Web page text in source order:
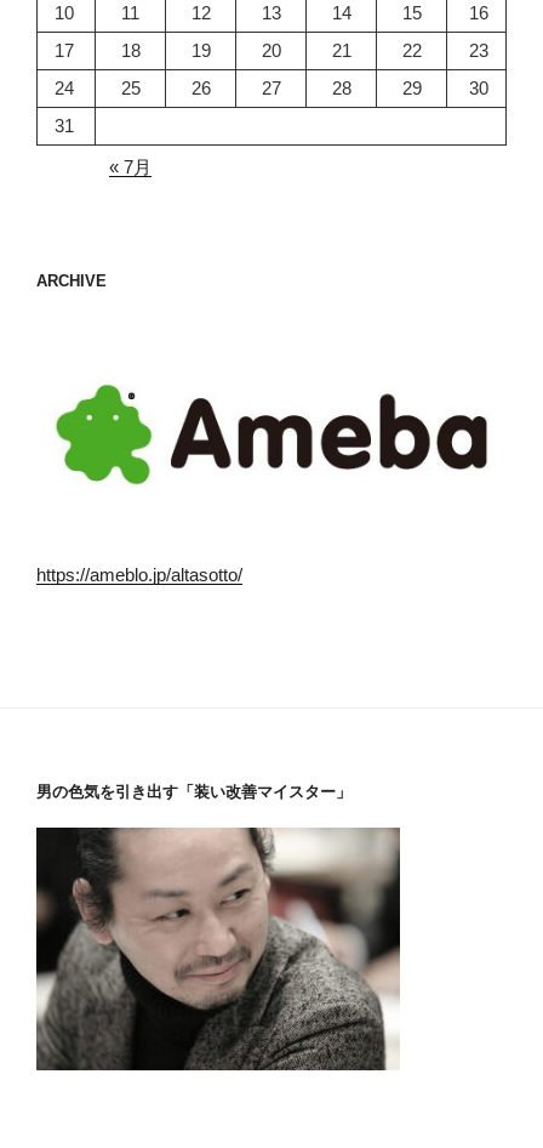
10
11 12 13 14 15
16
17
18 19 20 21 22
23
24
25 26 27 28 29
30
31
« 7月
ARCHIVE
https://ameblo.jp/altasotto/
男の色気を引き出す「装い改善マイスター」